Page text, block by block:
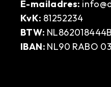
E-mailadres:
KvK: 81252234
BTW:
IBAN: NL90 RABO